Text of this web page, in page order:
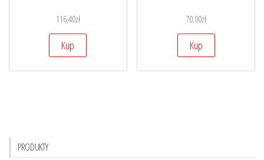
116,40zł
Kup
70,00zł
Kup
PRODUKTY